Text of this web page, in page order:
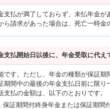
支払が満了しておらず、未払年金
ら請求があった場合は、死亡一時金
支払開始日以後に、年金受取に代え
です。ただし、年金の種類が保証
期間中の最後の年金支払日前に限り
支払の金額は、以下のとおりです。
保証期間付終身年金または保証期間